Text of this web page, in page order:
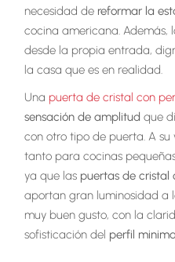
necesidad de reformar la
cocina americana. Además,
desde la propia entrada,
la casa que es en realidad.
Una puerta de cristal con
sensación de amplitud que
con otro tipo de puerta. A su
tanto para cocinas
ya que las puertas de cristal
aportan gran luminosidad a
muy buen gusto, con la
sofisticación del perfil